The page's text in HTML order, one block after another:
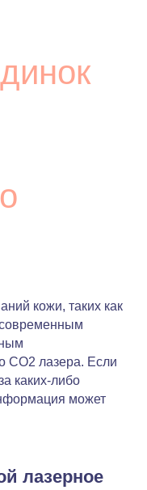
кожи, таких как
CO2 лазера. Если
каких-либо
может
лазерное